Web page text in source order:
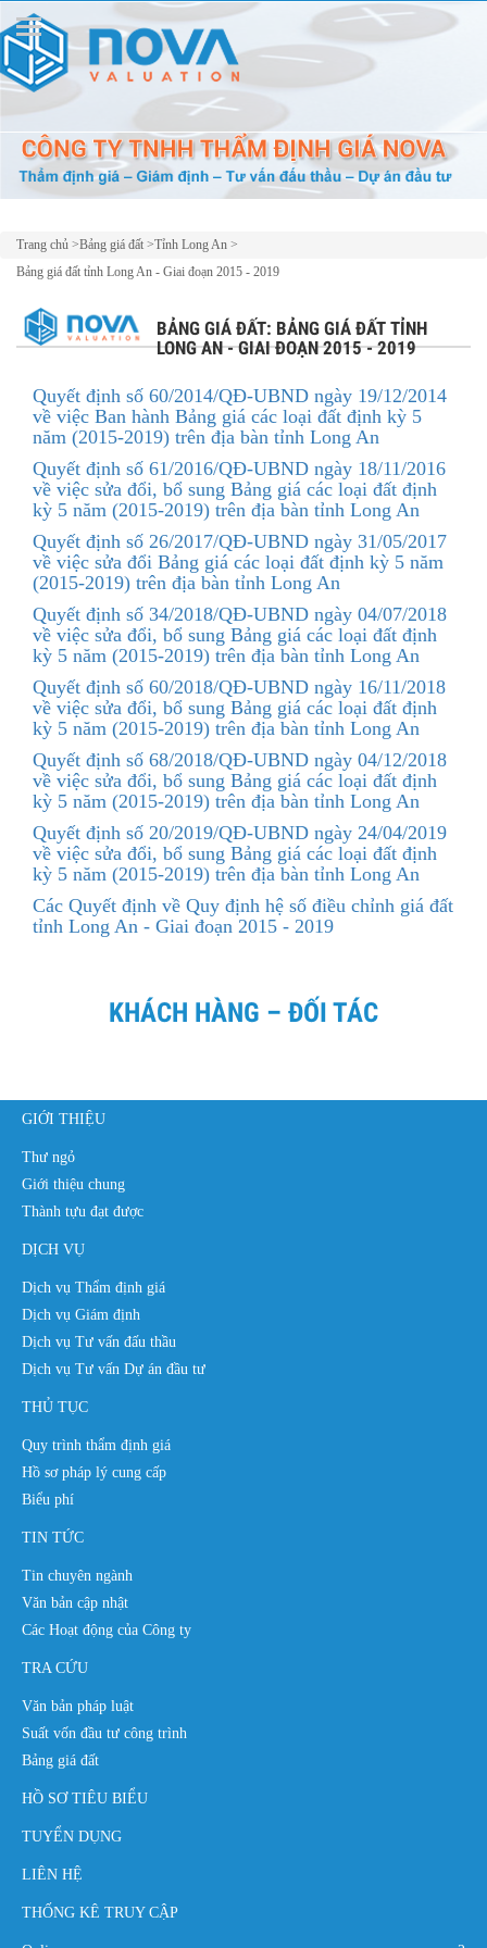
Trang chủ >Bảng giá đất >Tỉnh Long An >
Bảng giá đất tỉnh Long An - Giai đoạn 2015 - 2019
BẢNG GIÁ ĐẤT: BẢNG GIÁ ĐẤT TỈNH
LONG AN - GIAI ĐOẠN 2015 - 2019
Quyết định số 60/2014/QĐ-UBND ngày 19/12/2014
về việc Ban hành Bảng giá các loại đất định kỳ 5
năm (2015-2019) trên địa bàn tỉnh Long An
Quyết định số 61/2016/QĐ-UBND ngày 18/11/2016
về việc sửa đổi, bổ sung Bảng giá các loại đất định
kỳ 5 năm (2015-2019) trên địa bàn tỉnh Long An
Quyết định số 26/2017/QĐ-UBND ngày 31/05/2017
về việc sửa đổi Bảng giá các loại đất định kỳ 5 năm
(2015-2019) trên địa bàn tỉnh Long An
Quyết định số 34/2018/QĐ-UBND ngày 04/07/2018
về việc sửa đổi, bổ sung Bảng giá các loại đất định
kỳ 5 năm (2015-2019) trên địa bàn tỉnh Long An
Quyết định số 60/2018/QĐ-UBND ngày 16/11/2018
về việc sửa đổi, bổ sung Bảng giá các loại đất định
kỳ 5 năm (2015-2019) trên địa bàn tỉnh Long An
Quyết định số 68/2018/QĐ-UBND ngày 04/12/2018
về việc sửa đổi, bổ sung Bảng giá các loại đất định
kỳ 5 năm (2015-2019) trên địa bàn tỉnh Long An
Quyết định số 20/2019/QĐ-UBND ngày 24/04/2019
về việc sửa đổi, bổ sung Bảng giá các loại đất định
kỳ 5 năm (2015-2019) trên địa bàn tỉnh Long An
Các Quyết định về Quy định hệ số điều chỉnh giá đất
tỉnh Long An - Giai đoạn 2015 - 2019
KHÁCH HÀNG – ĐỐI TÁC
GIỚI THIỆU
Thư ngỏ
Giới thiệu chung
Thành tựu đạt được
DỊCH VỤ
Dịch vụ Thẩm định giá
Dịch vụ Giám định
Dịch vụ Tư vấn đấu thầu
Dịch vụ Tư vấn Dự án đầu tư
THỦ TỤC
Quy trình thẩm định giá
Hồ sơ pháp lý cung cấp
Biểu phí
TIN TỨC
Tin chuyên ngành
Văn bản cập nhật
Các Hoạt động của Công ty
TRA CỨU
Văn bản pháp luật
Suất vốn đầu tư công trình
Bảng giá đất
HỒ SƠ TIÊU BIỂU
TUYỂN DỤNG
LIÊN HỆ
THỐNG KÊ TRUY CẬP